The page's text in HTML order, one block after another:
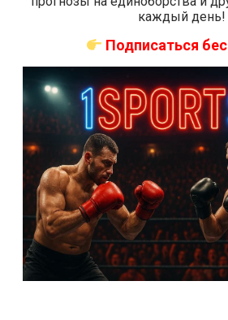
Подписаться
КОММЕНТАРИЕВ
каждый день!
Подписаться